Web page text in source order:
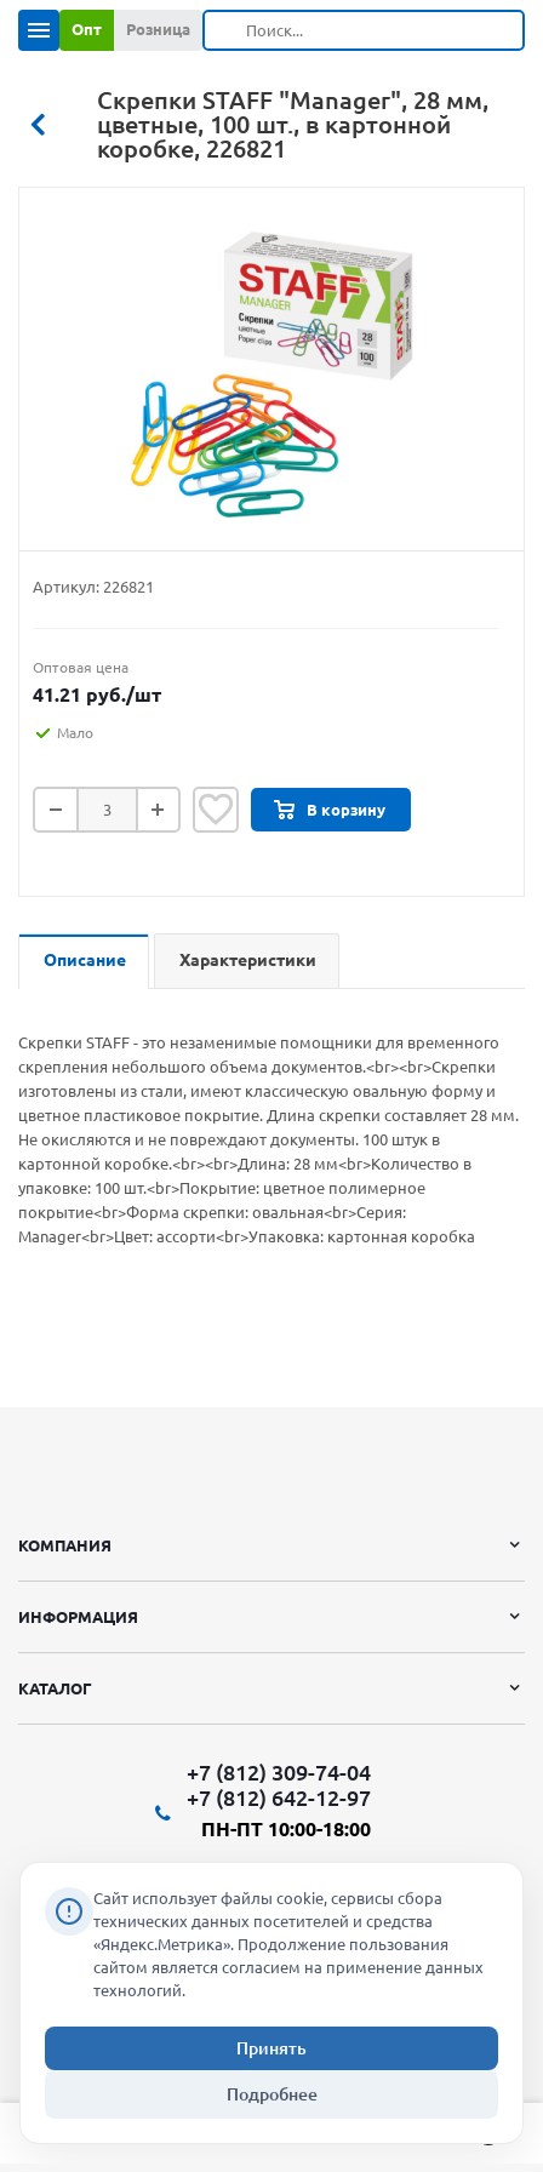
Опт Розница
Скрепки STAFF "Manager", 28 мм,
цветные, 100 шт., в картонной
коробке, 226821
Артикул: 226821
Оптовая цена
41.21 руб./шт
Мало
В корзину
Описание Характеристики
Скрепки STAFF - это незаменимые помощники для временного
скрепления небольшого объема документов.<br><br>Скрепки
изготовлены из стали, имеют классическую овальную форму и
цветное пластиковое покрытие. Длина скрепки составляет 28 мм.
Не окисляются и не повреждают документы. 100 штук в
картонной коробке.<br><br>Длина: 28 мм<br>Количество в
упаковке: 100 шт.<br>Покрытие: цветное полимерное
покрытие<br>Форма скрепки: овальная<br>Серия:
Manager<br>Цвет: ассорти<br>Упаковка: картонная коробка
КОМПАНИЯ
ИНФОРМАЦИЯ
КАТАЛОГ
+7 (812) 309-74-04
+7 (812) 642-12-97
ПН-ПТ 10:00-18:00
Мы в социальных сетях:
2026 © "Молти" - оптовый магазин
info@molti-shop.ru
Сайт использует файлы cookie, сервисы сбора
технических данных посетителей и средства
«Яндекс.Метрика». Продолжение пользования
сайтом является согласием на применение данных
технологий.
Принять
Подробнее